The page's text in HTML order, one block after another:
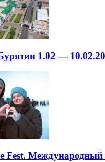
1.02 —
Fest. Международный